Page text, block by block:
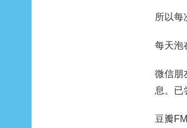
所以每
每天泡
微信朋
息。已
豆瓣